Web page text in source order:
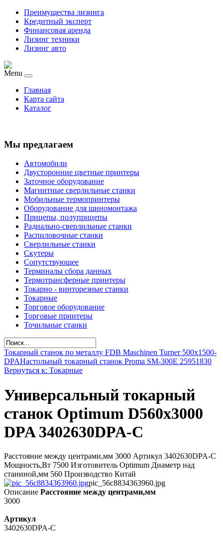
Преимущества лизинга
Кредитный эксперт
Финансовая аренда
Лизинг техники
Лизинг авто
Menu
Главная
Карта сайта
Каталог
Мы предлагаем
Автомобили
Двусторонние цветные принтеры
Заточное оборудование
Магнитные сверлильные станки
Мобильные термопринтеры
Оборудование для шиномонтажа
Прицепы, полуприцепы
Радиально-сверлильные станки
Распиловочные станки
Сверлильные станки
Скутеры
Сопутствующее
Терминалы сбора данных
Термотрансферные принтеры
Токарно - винторезные станки
Токарные
Торговое оборудование
Торговые принтеры
Точильные станки
Токарный станок по металлу FDB Maschinen Turner 500x1500-
DPAНастольный токарный станок Proma SM-300E 25951830
Вернуться к: Токарные
Универсальный токарный
станок Optimum D560x3000
DPA 3402630DPA-С
Расстояние между центрами,мм 3000 Артикул 3402630DPA-С
Мощность,Вт 7500 Изготовитель Optimum Диаметр над
станиной,мм 560 Производство Китай
pic_56c8834363960.jpg
Описание Расстояние между центрами,мм
3000
Артикул
3402630DPA-С